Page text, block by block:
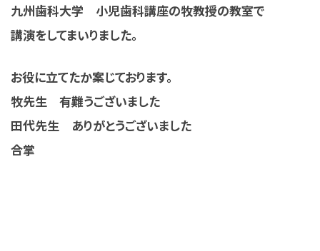
九州歯科大学 小児歯科講座の牧教授の教室で
講演をしてまいりました。
お役に立てたか案じております。
牧先生 有難うございました
田代先生 ありがとうございました
合掌